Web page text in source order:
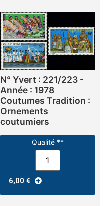
N° Yvert : 221/223 -
Année : 1978
Coutumes Tradition :
Ornements
coutumiers
Qualité **
6,00 €